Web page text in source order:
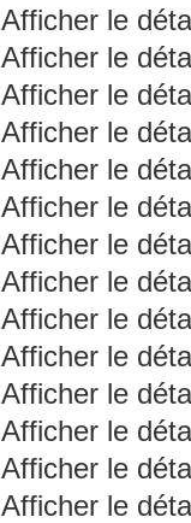
Afficher le
Afficher le
Afficher le
Afficher le
Afficher le
Afficher le
Afficher le
Afficher le
Afficher le
Afficher le
Afficher le
Afficher le
Afficher le
Afficher le